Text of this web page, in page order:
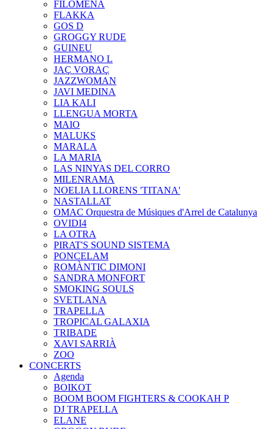
FILOMENA
FLAKKA
GOS D
GROGGY RUDE
GUINEU
HERMANO L
JAÇ VORAÇ
JAZZWOMAN
JAVI MEDINA
LIA KALI
LLENGUA MORTA
MAIO
MALUKS
MARALA
LA MARIA
LAS NINYAS DEL CORRO
MILENRAMA
NOELIA LLORENS 'TITANA'
NASTALLAT
OMAC Orquestra de Músiques d'Arrel de Catalunya
OVIDI4
LA OTRA
PIRAT'S SOUND SISTEMA
PONCELAM
ROMÀNTIC DIMONI
SANDRA MONFORT
SMOKING SOULS
SVETLANA
TRAPELLA
TROPICAL GALAXIA
TRIBADE
XAVI SARRIÀ
ZOO
CONCERTS
Agenda
BOIKOT
BOOM BOOM FIGHTERS & COOKAH P
DJ TRAPELLA
ELANE